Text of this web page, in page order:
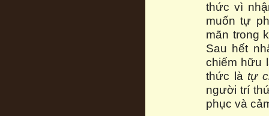
thức vì
muốn tự
mãn trong
Sau hết
chiếm hữu
thức là tự
người trí
phục và